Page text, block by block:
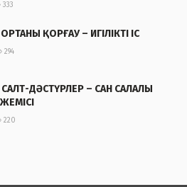
333
ҚОРҒАУ – ИГІЛІКТІ ІС
294
САЛТ-ДӘСТҮРЛЕР – САН САЛАЛЫ
220